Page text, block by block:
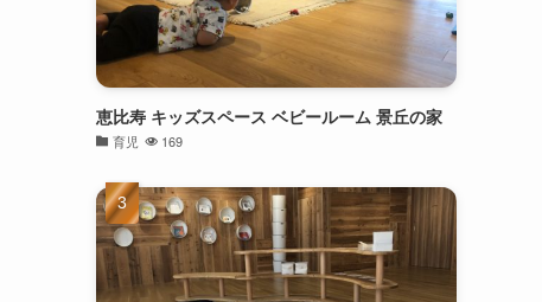
恵比寿 キッズスペース ベビールーム 景丘の家
育児 169